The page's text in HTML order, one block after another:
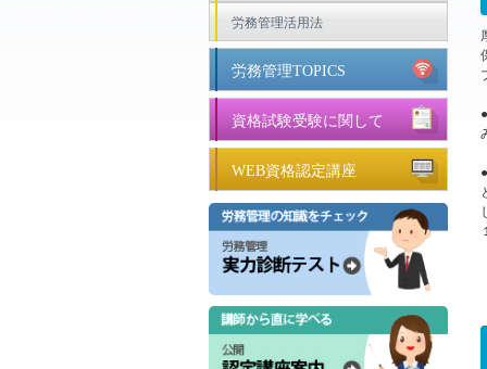
労務管理活用法
労務管理TOPICS
資格試験受験に関して
WEB資格認定講座